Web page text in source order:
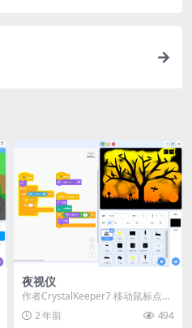
夜视仪
作者CrystalKeeper7 移动鼠标点亮
图片 （当前共有19张图片） 按空...
2 年前 494